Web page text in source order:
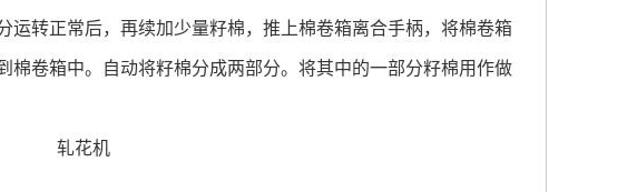
运转正常后，再续加少量籽棉，推上棉卷箱离合手柄，将棉卷箱
棉卷箱中。自动将籽棉分成两部分。将其中的一部分籽棉用作做